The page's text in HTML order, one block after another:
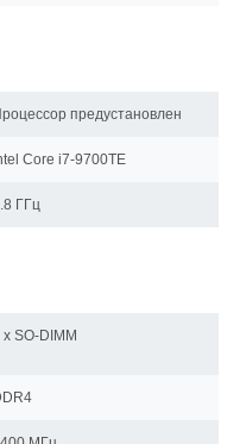
предустановлен
Core i7-9700TE
ГГц
x SO-DIMM